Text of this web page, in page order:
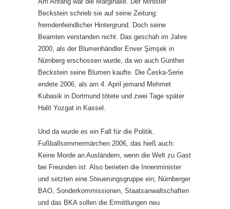
Beckstein schrieb sie auf seine Zeitung:
fremdenfeindlicher Hintergrund. Doch seine
Beamten verstanden nicht. Das geschah im Jahre
2000, als der Blumenhändler Enver Şimşek in
Nürnberg erschossen wurde, da wo auch Günther
Beckstein seine Blumen kaufte. Die Česka-Serie
endete 2006, als am 4. April jemand Mehmet
Kubasik in Dortmund tötete und zwei Tage später
Halit Yozgat in Kassel.
Und da wurde es ein Fall für die Politik.
Fußballsommermärchen 2006, das hieß auch:
Keine Morde an Ausländern, wenn die Welt zu Gast
bei Freunden ist. Also berieten die Innenminister
und setzten eine Steuerungsgruppe ein; Nürnberger
BAO, Sonderkommissionen, Staatsanwaltschaften
und das BKA sollen die Ermittlungen neu